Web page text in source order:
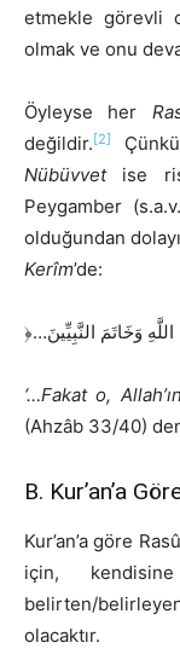
etmekle görevli
olmak ve onu
Öyleyse her
değildir.[2]
Nübüvvetise
Peygamber
olduğundan
Kerîm’de:
‘…Fakat o,
(Ahzâb 33/40)
B. Kur’an’a
Kur’an’a göre
için,
belirten/
olacaktır.